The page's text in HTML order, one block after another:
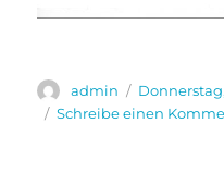
Autor
admin
am
Schreibe einen